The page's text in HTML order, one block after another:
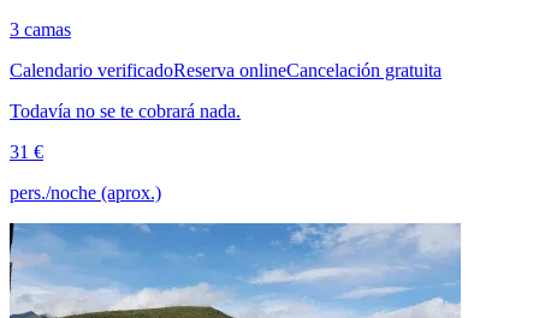
3 camas
Calendario verificadoReserva onlineCancelación gratuita
Todavía no se te cobrará nada.
31 €
pers./noche (aprox.)